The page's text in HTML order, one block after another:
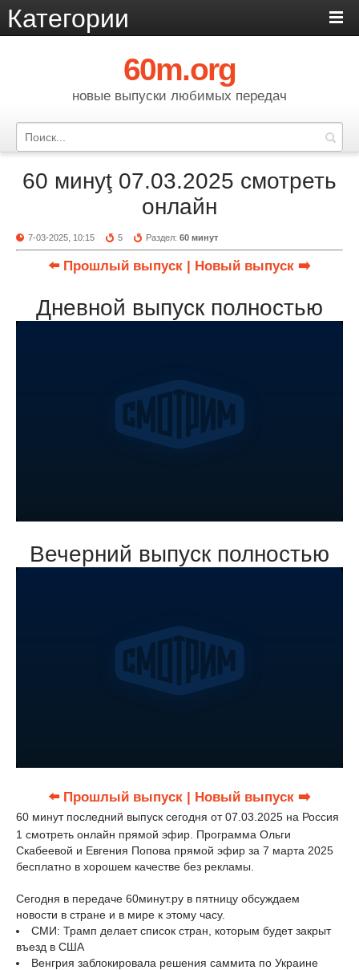
Категории
60m.org
новые выпуски любимых передач
60 минуţ 07.03.2025 смотреть
онлайн
7-03-2025, 10:15 5 Раздел:60 минут
⬅️ Прошлый выпуск | Новый выпуск ➡️
Дневной выпуск полностью
Вечерний выпуск полностью
⬅️ Прошлый выпуск | Новый выпуск ➡️
60 минут последний выпуск сегодня от 07.03.2025 на Россия
1 смотреть онлайн прямой эфир. Программа Ольги
Скабеевой и Евгения Попова прямой эфир за 7 марта 2025
бесплатно в хорошем качестве без рекламы.
Сегодня в передаче 60минут.ру в пятницу обсуждаем
новости в стране и в мире к этому часу.
СМИ: Трамп делает список стран, которым будет закрыт
въезд в США
Венгрия заблокировала решения саммита по Украине